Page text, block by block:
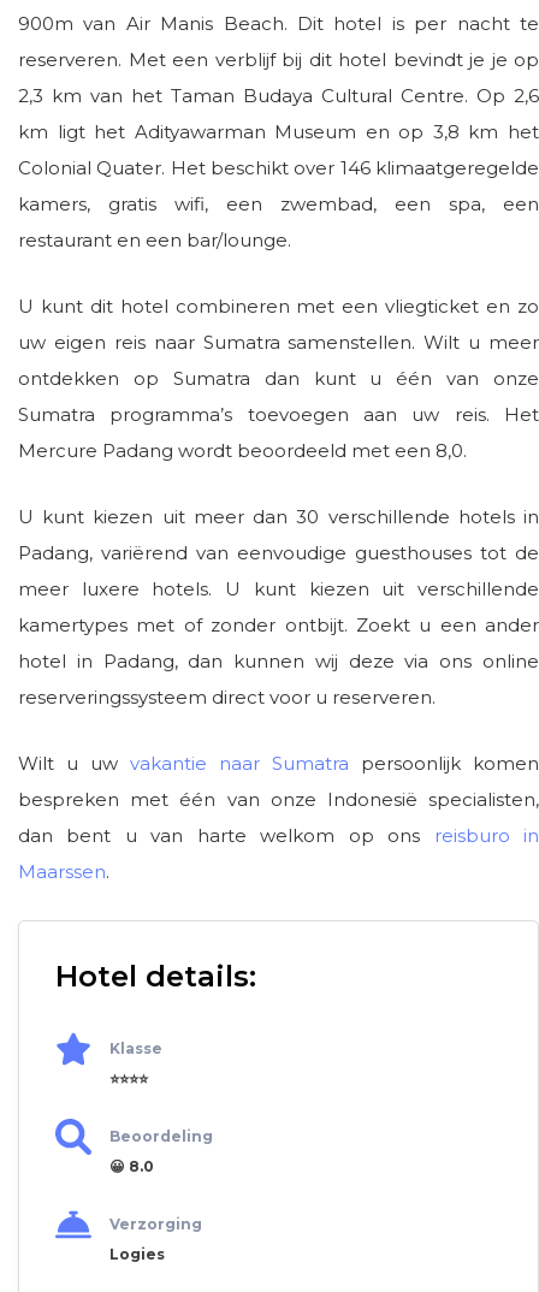
900m van Air Manis Beach. Dit hotel is per nacht te
reserveren. Met een verblijf bij dit hotel bevindt je je op
2,3 km van het Taman Budaya Cultural Centre. Op 2,6
km ligt het Adityawarman Museum en op 3,8 km het
Colonial Quater. Het beschikt over 146 klimaatgeregelde
kamers, gratis wifi, een zwembad, een spa, een
restaurant en een bar/lounge.
U kunt dit hotel combineren met een vliegticket en zo
uw eigen reis naar Sumatra samenstellen. Wilt u meer
ontdekken op Sumatra dan kunt u één van onze
Sumatra programma’s toevoegen aan uw reis. Het
Mercure Padang wordt beoordeeld met een 8,0.
U kunt kiezen uit meer dan 30 verschillende hotels in
Padang, variërend van eenvoudige guesthouses tot de
meer luxere hotels. U kunt kiezen uit verschillende
kamertypes met of zonder ontbijt. Zoekt u een ander
hotel in Padang, dan kunnen wij deze via ons online
reserveringssysteem direct voor u reserveren.
Wilt u uw vakantie naar Sumatra persoonlijk komen
bespreken met één van onze Indonesië specialisten,
dan bent u van harte welkom op ons
reisburo in
Maarssen.
Hotel details:
Klasse
⭐⭐⭐⭐
Beoordeling
😀 8.0
Verzorging
Logies